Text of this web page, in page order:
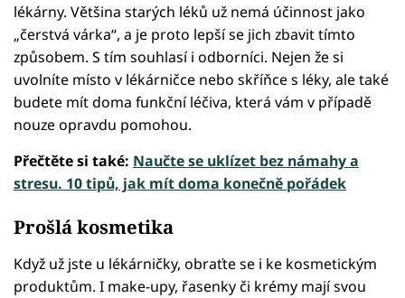
lékárny. Většina starých léků už nemá účinnost jako
„čerstvá várka“, a je proto lepší se jich zbavit tímto
způsobem. S tím souhlasí i odborníci. Nejen že si
uvolníte místo v lékárničce nebo skříňce s léky, ale také
budete mít doma funkční léčiva, která vám v případě
nouze opravdu pomohou.
Přečtěte si také: Naučte se uklízet bez námahy a
stresu. 10 tipů, jak mít doma konečně pořádek
Prošlá kosmetika
Když už jste u lékárničky, obraťte se i ke kosmetickým
produktům. I make-upy, řasenky či krémy mají svou